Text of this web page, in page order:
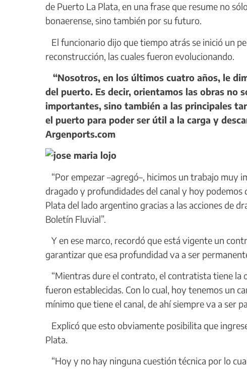
de Puerto La Plata, en una frase que resume no
bonaerense, sino también por su futuro.
El funcionario dijo que tiempo atrás se inició un
reconstrucción, las cuales fueron evolucionando.
“Nosotros, en los últimos cuatro años, le
del puerto. Es decir, orientamos las obras no
importantes, sino también a las principales
el puerto para poder ser útil a la carga y
Argenports.com
“Por empezar –agregó–, hicimos un trabajo muy
dragado y profundidades del canal y hoy
Plata del lado argentino gracias a las acciones de
Boletín Fluvial”.
Y en ese marco, recordó que está vigente un
garantizar que esa profundidad va a ser
“Mientras dure el contrato, el contratista tiene la
fueron establecidas. Con lo cual, hoy tenemos un
mínimo que tiene el canal, de ahí siempre va a ser
Explicó que esto obviamente posibilita que
Plata.
“Hoy y no hay ninguna cuestión técnica por lo